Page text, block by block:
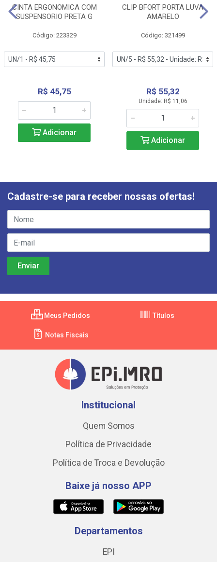
CINTA ERGONOMICA COM
SUSPENSORIO PRETA G
Código: 223329
R$ 45,75
Adicionar
CLIP BFORT PORTA LUVA
AMARELO
Código: 321499
R$ 55,32
Unidade: R$ 11,06
Adicionar
Cadastre-se para receber nossas ofertas!
Meus Pedidos Títulos
Notas Fiscais
Institucional
Quem Somos
Política de Privacidade
Política de Troca e Devolução
Baixe já nosso APP
Departamentos
EPI